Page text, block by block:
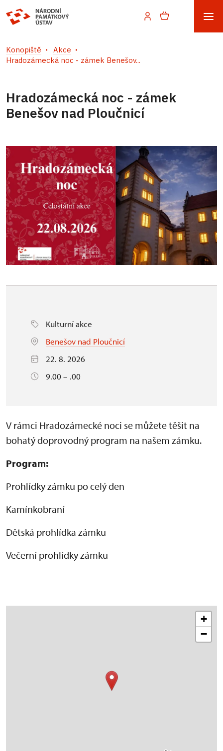
Konopiště
Akce
Hradozámecká noc - zámek Benešov...
Hradozámecká noc - zámek
Benešov nad Ploučnicí
Kulturní akce
Benešov nad Ploučnicí
22. 8. 2026
9.00 – .00
V rámci Hradozámecké noci se můžete těšit na
bohatý doprovodný program na našem zámku.
Program:
Prohlídky zámku po celý den
Kamínkobraní
Dětská prohlídka zámku
Večerní prohlídky zámku
+
−